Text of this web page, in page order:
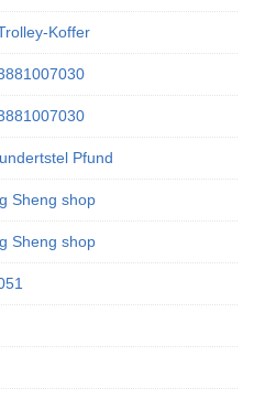
Koffer
Pfund
Sheng shop
Sheng shop